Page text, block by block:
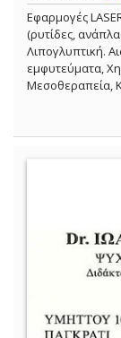
Εφαρμογές
(ρυτίδες,
Λιπογλυπτική.
εμφυτεύματα,
Μεσοθεραπεία,